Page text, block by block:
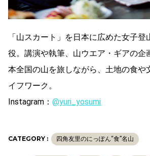
「山スカート」を日本に広めた女子
役。講演や執筆、山ウエア・ギアの企
本全国の山を旅しながら、土地の食や
イフワーク。
Instagram： @yuri_yosumi
CATEGORY : 四角友里のにっぽん“食”名山